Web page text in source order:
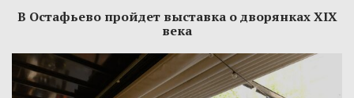
В Остафьево пройдет выставка о дворянках XIX
века